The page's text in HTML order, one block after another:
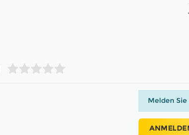
Melden